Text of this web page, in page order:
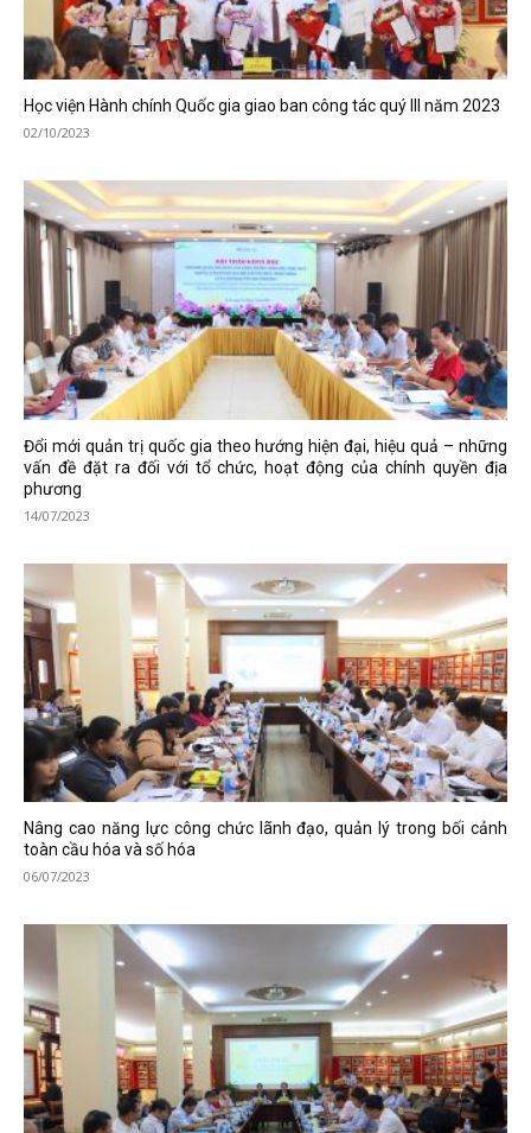
Học viện Hành chính Quốc gia giao ban công tác quý III năm 2023
02/10/2023
Đổi mới quản trị quốc gia theo hướng hiện đại, hiệu quả – những
vấn đề đặt ra đối với tổ chức, hoạt động của chính quyền địa
phương
14/07/2023
Nâng cao năng lực công chức lãnh đạo, quản lý trong bối cảnh
toàn cầu hóa và số hóa
06/07/2023